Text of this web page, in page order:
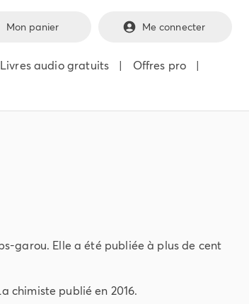
Mon panier Me connecter
Livres audio gratuits | Offres pro
|
garou. Elle a été publiée à plus de cent
chimiste publié en 2016.